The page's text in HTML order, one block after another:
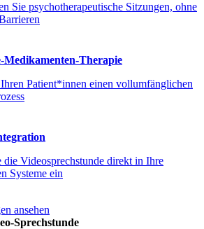
Sie psychotherapeutische Sitzungen, ohne
Medikamenten-Therapie
Patient*innen einen vollumfänglichen
die Videosprechstunde direkt in Ihre
Systeme ein
ansehen
Sprechstunde